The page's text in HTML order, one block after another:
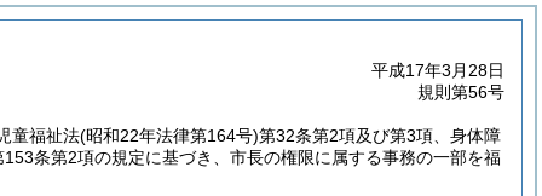
平成17年3月28日
規則第56号
童福祉法(昭和22年法律第164号)第32条第2項及び第3項、身体障
153条第2項の規定に基づき、市長の権限に属する事務の一部を福